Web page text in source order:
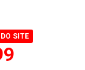
SITE